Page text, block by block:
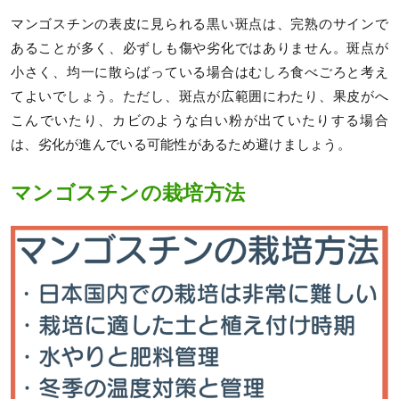
マンゴスチンの表皮に見られる黒い斑点は、完熟のサインで
あることが多く、必ずしも傷や劣化ではありません。斑点が
小さく、均一に散らばっている場合はむしろ食べごろと考え
てよいでしょう。ただし、斑点が広範囲にわたり、果皮がへ
こんでいたり、カビのような白い粉が出ていたりする場合
は、劣化が進んでいる可能性があるため避けましょう。
マンゴスチンの栽培方法